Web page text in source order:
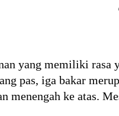
yang memiliki rasa
pas, iga bakar
menengah ke atas.